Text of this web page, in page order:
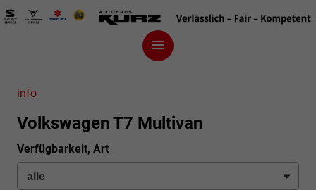
info
Volkswagen T7 Multivan
Verfügbarkeit, Art